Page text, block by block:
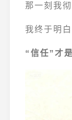
那一刻我彻
我终于明白
“信任”才